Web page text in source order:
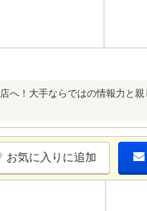
へ！大手ならではの情報力と
お気に入りに追加